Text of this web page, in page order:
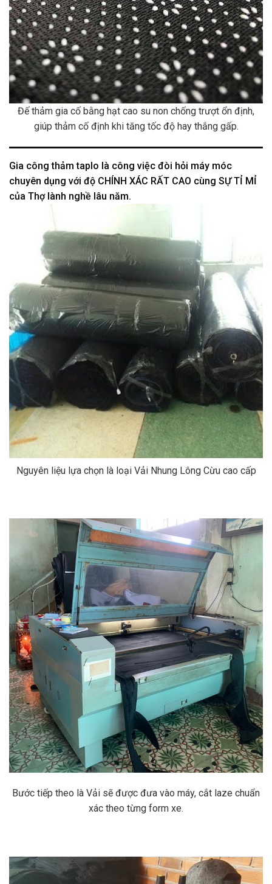
Đế thảm gia cố bằng hạt cao su non chống trượt ổn định,
giúp thảm cố định khi tăng tốc độ hay thắng gấp.
Gia công thảm taplo là công việc đòi hỏi máy móc
chuyên dụng với độ CHÍNH XÁC RẤT CAO cùng SỰ TỈ MỈ
của Thợ lành nghề lâu năm.
Nguyên liệu lựa chọn là loại Vải Nhung Lông Cừu cao cấp
Bước tiếp theo là Vải sẽ được đưa vào máy, cắt laze chuẩn
xác theo từng form xe.